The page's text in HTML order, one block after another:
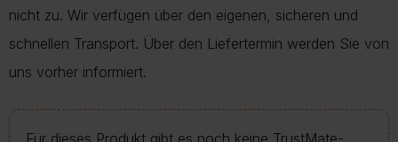
nicht zu. Wir verfügen über den eigenen, sicheren und
schnellen Transport. Über den Liefertermin werden Sie von
uns vorher informiert.
Für dieses Produkt gibt es noch keine TrustMate-